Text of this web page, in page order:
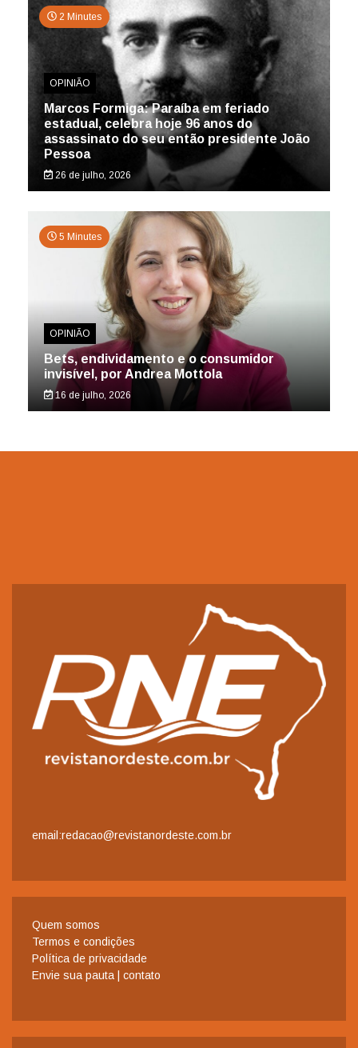
2 Minutes
OPINIÃO
Marcos Formiga: Paraíba em feriado
estadual, celebra hoje 96 anos do
assassinato do seu então presidente João
Pessoa
26 de julho, 2026
5 Minutes
OPINIÃO
Bets, endividamento e o consumidor
invisível, por Andrea Mottola
16 de julho, 2026
email:redacao@revistanordeste.com.br
Quem somos
Termos e condições
Política de privacidade
Envie sua pauta | contato